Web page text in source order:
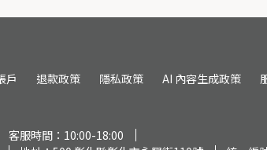
戶 退款政策 隱私政策 AI 內容生成政策
客服時間：10:00-18:00